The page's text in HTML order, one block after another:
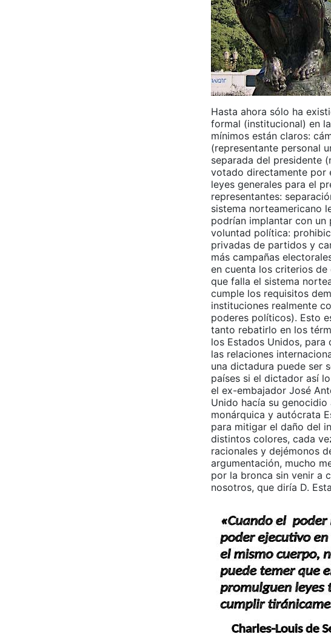
Hasta ahora sólo ha
formal (institucional) en
mínimos están claros:
(representante personal
separada del presidente
votado directamente por
leyes generales para el
representantes:
sistema norteamericano
podrían implantar con un
voluntad política:
privadas de partidos y
más campañas
en cuenta los criterios
que falla el sistema
cumple los requisitos
instituciones realmente
poderes políticos). Esto
tanto rebatirlo en los
los Estados Unidos,
las relaciones
una dictadura puede ser
países si el dictador así
el ex-embajador José
Unido hacía su
monárquica y autócrata
para mitigar el daño del
distintos colores, cada
racionales y dejémonos
argumentación, mucho
por la bronca sin venir a
nosotros, que diría D.